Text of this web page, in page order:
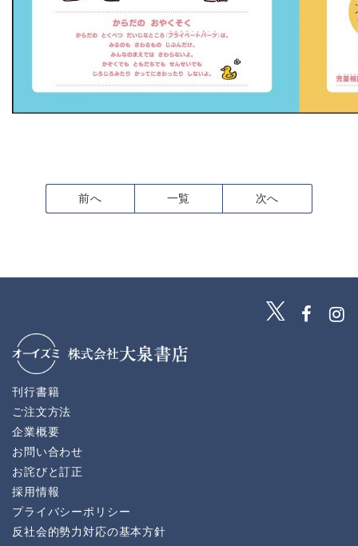
前へ 一覧 次へ
刊行書籍
ご注文方法
企業概要
お問い合わせ
お詫びと訂正
採用情報
プライバシーポリシー
反社会的勢力対応の基本方針